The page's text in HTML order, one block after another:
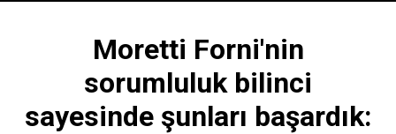
Moretti Forni'nin
sorumluluk bilinci
sayesinde şunları başardık: